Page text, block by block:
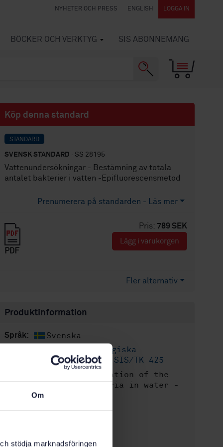
Om
stödja marknadsföringen
NYHETER OCH PRESS ENGLISH LOGGA IN
BÖCKER OCH VERKTYG SIS ABONNEMANG
Köp denna standard
STANDARD
SVENSK STANDARD · SS 28195
Vattenundersökningar - Bestämning av totala
antalet bakterier i vatten -Epifluorescensmetod
Prenumerera på standarden - Läs mer
Pris: 789 SEK
PDF
Lägg i varukorgen
Fler alternativ
Produktinformation
Språk: Svenska
Mikrobiologiska
vattenundersökningar, SIS/TK 425
Enumeration of the
total number of bacteria in water -
Epifluorescens method
Artikelnummer:STD-13360
Fastställd: 1993-05-12